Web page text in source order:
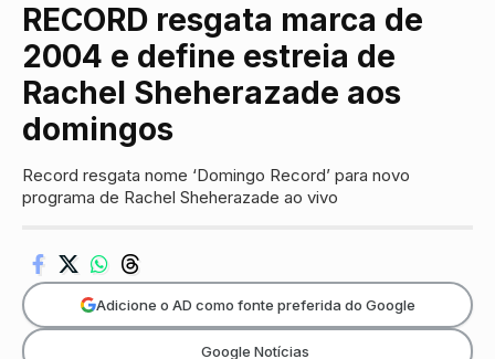
RECORD resgata marca de
2004 e define estreia de
Rachel Sheherazade aos
domingos
Record resgata nome ‘Domingo Record’ para novo
programa de Rachel Sheherazade ao vivo
Adicione o AD como fonte preferida do Google
Google Notícias